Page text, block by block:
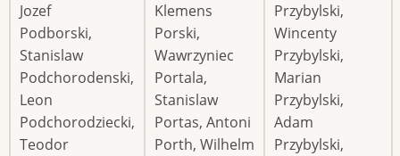
Jozef
Podborski,
Stanislaw
Podchorodenski,
Leon
Podchorodziecki,
Teodor
Klemens
Porski,
Wawrzyniec
Portala,
Stanislaw
Portas, Antoni
Porth, Wilhelm
Przybylski,
Wincenty
Przybylski,
Marian
Przybylski,
Adam
Przybylski,